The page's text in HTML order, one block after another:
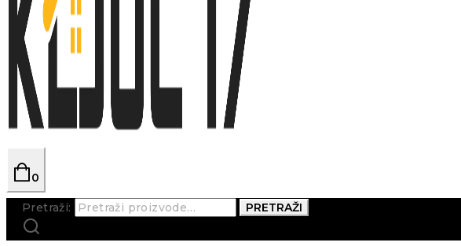
0
Pretraži: PRETRAŽI